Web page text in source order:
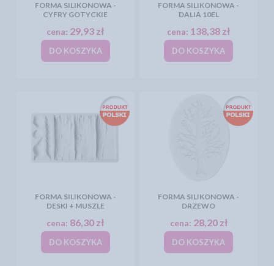
FORMA SILIKONOWA -
CYFRY GOTYCKIE
cena: 29,93 zł
DO KOSZYKA
FORMA SILIKONOWA -
DALIA 10EL
cena: 138,38 zł
DO KOSZYKA
FORMA SILIKONOWA -
DESKI + MUSZLE
cena: 86,30 zł
DO KOSZYKA
FORMA SILIKONOWA -
DRZEWO
cena: 28,20 zł
DO KOSZYKA